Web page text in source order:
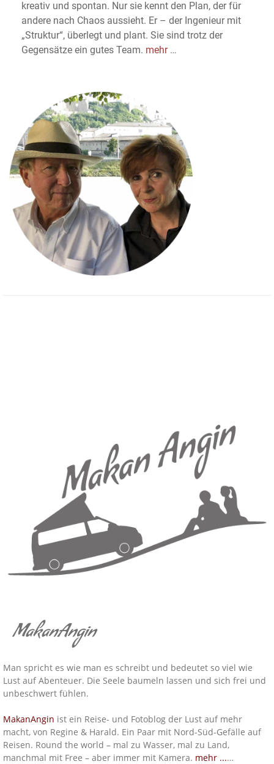
kreativ und spontan. Nur sie kennt den Plan, der für
andere nach Chaos aussieht. Er – der Ingenieur mit
„Struktur“, überlegt und plant. Sie sind trotz der
Gegensätze ein gutes Team. mehr …
MakanAngin
Man spricht es wie man es schreibt und bedeutet so viel wie
Lust auf Abenteuer. Die Seele baumeln lassen und sich frei und
unbeschwert fühlen.
MakanAngin ist ein Reise- und Fotoblog der Lust auf mehr
macht, von Regine & Harald. Ein Paar mit Nord-Süd-Gefälle auf
Reisen. Round the world – mal zu Wasser, mal zu Land,
manchmal mit Free – aber immer mit Kamera. mehr ...…